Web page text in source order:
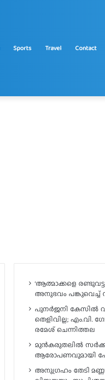
Sports Travel Contact
‘ആത്മാക്കളെ
അനുഭവം പങ്കുവെച്ച്
പുനർജനി കേസിൽ
തെളിവില്ല; എം.വി.
രമേശ് ചെന്നിത്തല
മുൻകരുതലിൽ
ആരോപണവുമായി
അനുഗ്രഹം തേടി